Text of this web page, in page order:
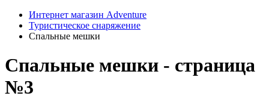
Интернет магазин Adventure
Туристическое снаряжение
Спальные мешки
Спальные мешки - страница
№3